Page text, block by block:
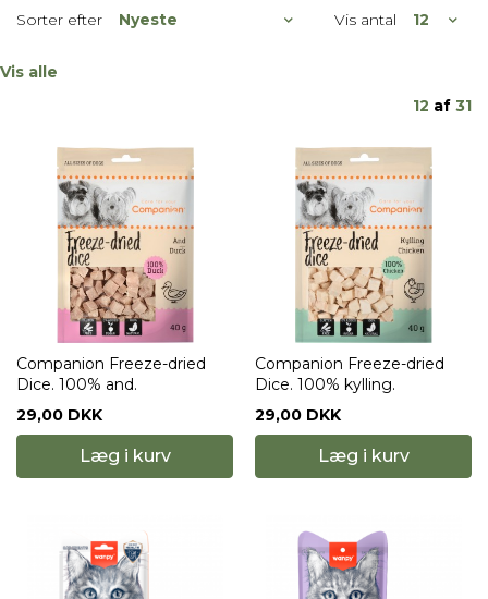
Sorter efter Vis antal
Vis alle
12 af 31
Companion Freeze-dried
Dice. 100% and.
29,00 DKK
Læg i kurv
Companion Freeze-dried
Dice. 100% kylling.
29,00 DKK
Læg i kurv